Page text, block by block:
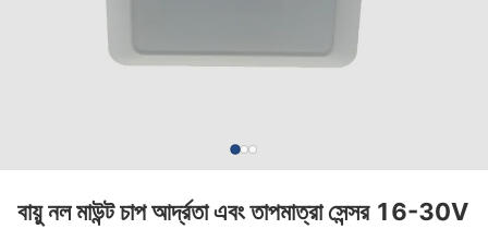
বায়ু নল মাউন্ট চাপ আর্দ্রতা এবং তাপমাত্রা সেন্সর 16-30V